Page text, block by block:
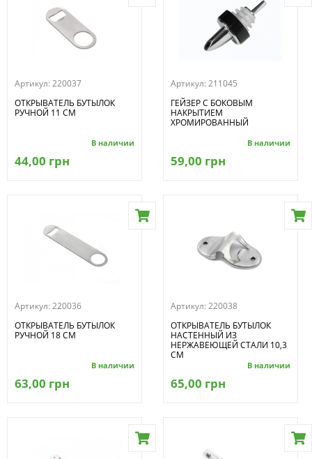
Артикул: 220037
ОТКРЫВАТЕЛЬ БУТЫЛОК
РУЧНОЙ 11 СМ
В наличии
44,00 грн
Артикул: 211045
ГЕЙЗЕР С БОКОВЫМ
НАКРЫТИЕМ
ХРОМИРОВАННЫЙ
В наличии
59,00 грн
Артикул: 220036
ОТКРЫВАТЕЛЬ БУТЫЛОК
РУЧНОЙ 18 СМ
В наличии
63,00 грн
Артикул: 220038
ОТКРЫВАТЕЛЬ БУТЫЛОК
НАСТЕННЫЙ ИЗ
НЕРЖАВЕЮЩЕЙ СТАЛИ 10,3
СМ
В наличии
65,00 грн